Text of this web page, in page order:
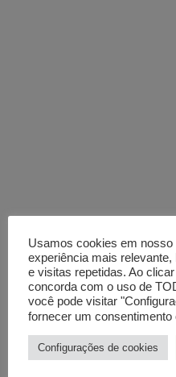
Usamos cookies em nosso
experiência mais
e visitas repetidas. Ao
concorda com o uso de
você pode visitar
fornecer um consentimento
Configurações de cookies